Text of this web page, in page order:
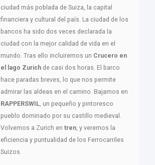
ciudad más poblada de Suiza, la capital
financiera y cultural del país. La ciudad de los
bancos ha sido dos veces declarada la
ciudad con la mejor calidad de vida en el
mundo. Tras ello incluiremos un Crucero en
el lago Zurich de casi dos horas. El barco
hace paradas breves, lo que nos permite
admirar las aldeas en el camino. Bajamos en
RAPPERSWIL, un pequeño y pintoresco
pueblo dominado por su castillo medieval.
Volvemos a Zurich en tren, y veremos la
eficiencia y puntualidad de los Ferrocarriles
Suizos.